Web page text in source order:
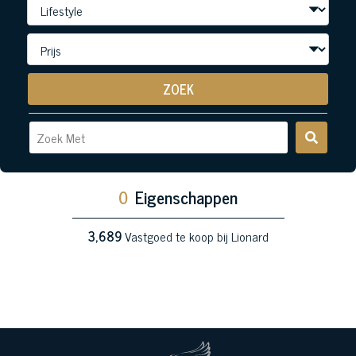
ZOEK
0 Eigenschappen
3,689Vastgoed te koop bij Lionard